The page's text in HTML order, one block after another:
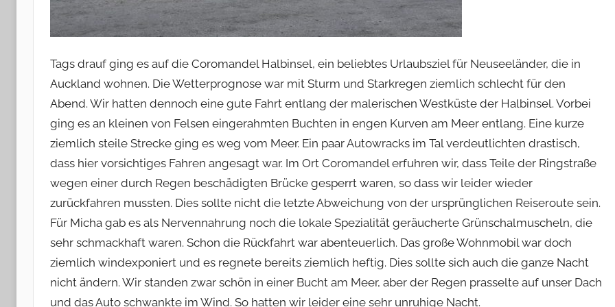
Tags drauf ging es auf die Coromandel Halbinsel, ein beliebtes Urlaubsziel für Neuseeländer, die in
Auckland wohnen. Die Wetterprognose war mit Sturm und Starkregen ziemlich schlecht für den
Abend. Wir hatten dennoch eine gute Fahrt entlang der malerischen Westküste der Halbinsel. Vorbei
ging es an kleinen von Felsen eingerahmten Buchten in engen Kurven am Meer entlang. Eine kurze
ziemlich steile Strecke ging es weg vom Meer. Ein paar Autowracks im Tal verdeutlichten drastisch,
dass hier vorsichtiges Fahren angesagt war. Im Ort Coromandel erfuhren wir, dass Teile der Ringstraße
wegen einer durch Regen beschädigten Brücke gesperrt waren, so dass wir leider wieder
zurückfahren mussten. Dies sollte nicht die letzte Abweichung von der ursprünglichen Reiseroute sein.
Für Micha gab es als Nervennahrung noch die lokale Spezialität geräucherte Grünschalmuscheln, die
sehr schmackhaft waren. Schon die Rückfahrt war abenteuerlich. Das große Wohnmobil war doch
ziemlich windexponiert und es regnete bereits ziemlich heftig. Dies sollte sich auch die ganze Nacht
nicht ändern. Wir standen zwar schön in einer Bucht am Meer, aber der Regen prasselte auf unser Dach
und das Auto schwankte im Wind. So hatten wir leider eine sehr unruhige Nacht.